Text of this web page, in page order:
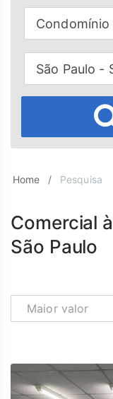
Condomínio
São Paulo -
Home Pesquisa
Comercial
São Paulo
Maior valor